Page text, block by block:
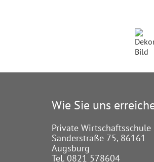
Wie Sie uns
Private Wirtschaftsschule
Sanderstraße 75, 86161
Augsburg
Tel. 0821 578604